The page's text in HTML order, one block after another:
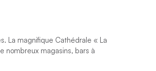
La magnifique Cathédrale « La
nombreux magasins, bars à